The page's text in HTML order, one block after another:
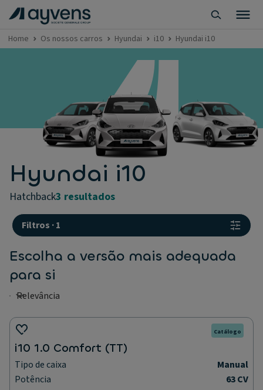
Home Os nossos carros Hyundai i10 Hyundai i10
Hyundai i10
hatchback3 resultados
Filtros ·1
Escolha a versão mais adequada
para si
Catálogo
i10 1.0 Comfort (TT)
Tipo de caixa
Manual
Potência
63 CV